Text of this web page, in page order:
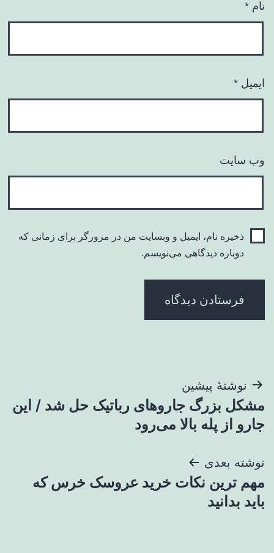
نام *
ایمیل *
وب‌ سایت
ذخیره نام، ایمیل و وبسایت من در مرورگر برای زمانی که
دوباره دیدگاهی می‌نویسم.
راهبری
نوشته
نوشتهٔ پیشین
مشکل بزرگ جاروهای رباتیک حل شد / این
جارو از پله بالا می‌رود
نوشته بعدی
مهم‌ ترین نکات خرید عروسک خرس که
باید بدانید